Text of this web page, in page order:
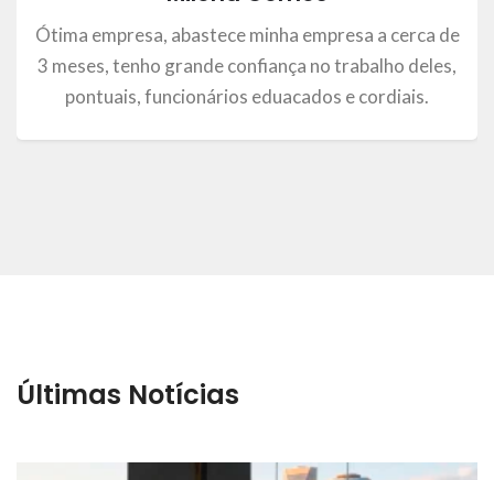
Ótima empresa, abastece minha empresa a cerca de
3 meses, tenho grande confiança no trabalho deles,
pontuais, funcionários eduacados e cordiais.
Últimas Notícias